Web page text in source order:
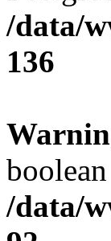
/data/
136
/data/